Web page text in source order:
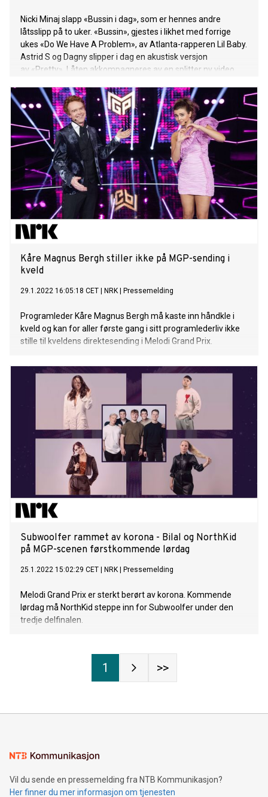
Nicki Minaj slapp «Bussin i dag», som er hennes andre
låtsslipp på to uker. «Bussin», gjestes i likhet med forrige
ukes «Do We Have A Problem», av Atlanta-rapperen Lil Baby.
Astrid S og Dagny slipper i dag en akustisk versjon
av «Pretty». Låten akkompagneres av en splitter ny video
blir både Astrid S og Dagny å finne i chatten på YouTube.
Eddie Vedder er ute med Earthling som er Pearl Jam-
vokalistens første soloalbum siden 2011. Albumet er
produsert av Andrew Watt, som vant Grammy i
kategorien Producer of the Year, Non-Classical i fjor, og Elton
John gjester låta «Picture». I tillegg har blant andre Stevie
Wonder, Ringo Starr og Red Hot Chili Peppers-trommis Chad
Smith bidratt på albumet. Danske Jada har tatt hjemlandet
med storm de siste årene og med sine ærlige, autentiske og
oppløftende låter har hun blitt en stor rollemodell og
inspirasjon for mange. I dag har hun sluppet
låten «Dangerous» og byr med denne på et nytt u
Kåre Magnus Bergh stiller ikke på MGP-sending i
kveld
29.1.2022 16:05:18 CET NRK Pressemelding
Programleder Kåre Magnus Bergh må kaste inn håndkle i
kveld og kan for aller første gang i sitt programlederliv ikke
stille til kveldens direktesending i Melodi Grand Prix.
Subwoolfer rammet av korona - Bilal og NorthKid
på MGP-scenen førstkommende lørdag
25.1.2022 15:02:29 CET NRK Pressemelding
Melodi Grand Prix er sterkt berørt av korona. Kommende
lørdag må NorthKid steppe inn for Subwoolfer under den
tredje delfinalen.
1 >>
Vil du sende en pressemelding fra NTB Kommunikasjon?
Her finner du mer informasjon om tjenesten